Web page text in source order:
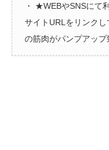
・ ★WEBやSNSにて
サイトURLをリンク
の筋肉がパンプアップ